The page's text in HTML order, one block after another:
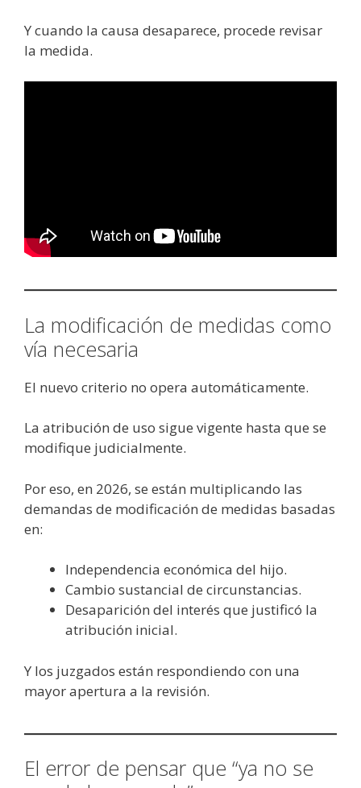
Y cuando la causa desaparece, procede revisar
la medida.
La modificación de medidas como
vía necesaria
El nuevo criterio no opera automáticamente.
La atribución de uso sigue vigente hasta que se
modifique judicialmente.
Por eso, en 2026, se están multiplicando las
demandas de modificación de medidas basadas
en:
Independencia económica del hijo.
Cambio sustancial de circunstancias.
Desaparición del interés que justificó la
atribución inicial.
Y los juzgados están respondiendo con una
mayor apertura a la revisión.
El error de pensar que “ya no se